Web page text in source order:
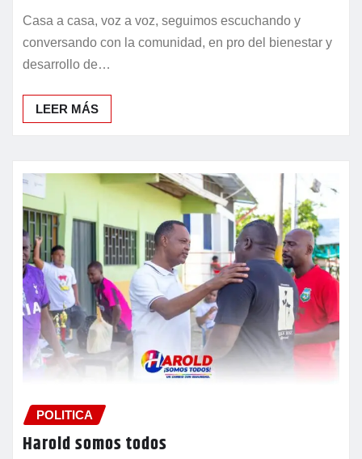
Casa a casa, voz a voz, seguimos escuchando y
conversando con la comunidad, en pro del bienestar y
desarrollo de…
LEER MÁS
POLITICA
Harold somos todos